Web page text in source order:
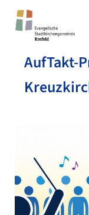
AufTakt-